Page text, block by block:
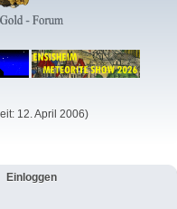
12. April 2006)
Einloggen